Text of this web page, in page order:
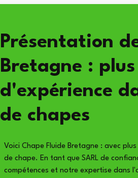
Présentation
Bretagne : plus
d'expérience
de chapes
Voici Chape Fluide Bretagne : avec
de chape. En tant que SARL de
compétences et notre expertise dans